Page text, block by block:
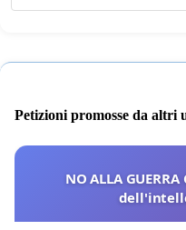
Petizioni promosse da altri
NO ALLA